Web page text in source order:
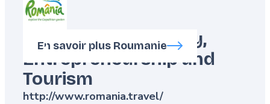
Ministry of Economy,
Entrepreneurship and
Tourism
http://www.romania.travel/
En savoir plus Roumanie